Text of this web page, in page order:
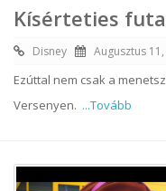
Kísérteties
Disney Augusztus
Ezúttal nem csak a
Versenyen. ...Tovább